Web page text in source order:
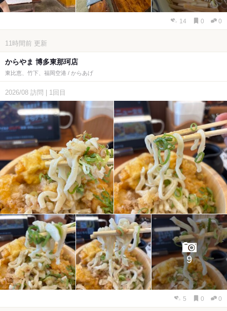
14 0 0
11時間前 更新
からやま 博多東那珂店
東比恵、竹下、福岡空港 / からあげ
2026/08 訪問 1回目
9
5 0 0